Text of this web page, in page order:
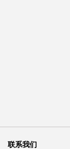
联系我们